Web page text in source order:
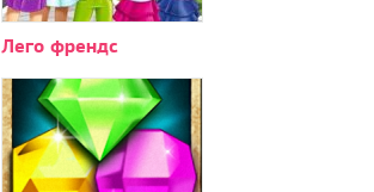
Лего френдс